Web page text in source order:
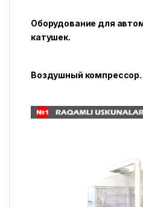
Оборудование для
катушек.
Воздушный компрессор.